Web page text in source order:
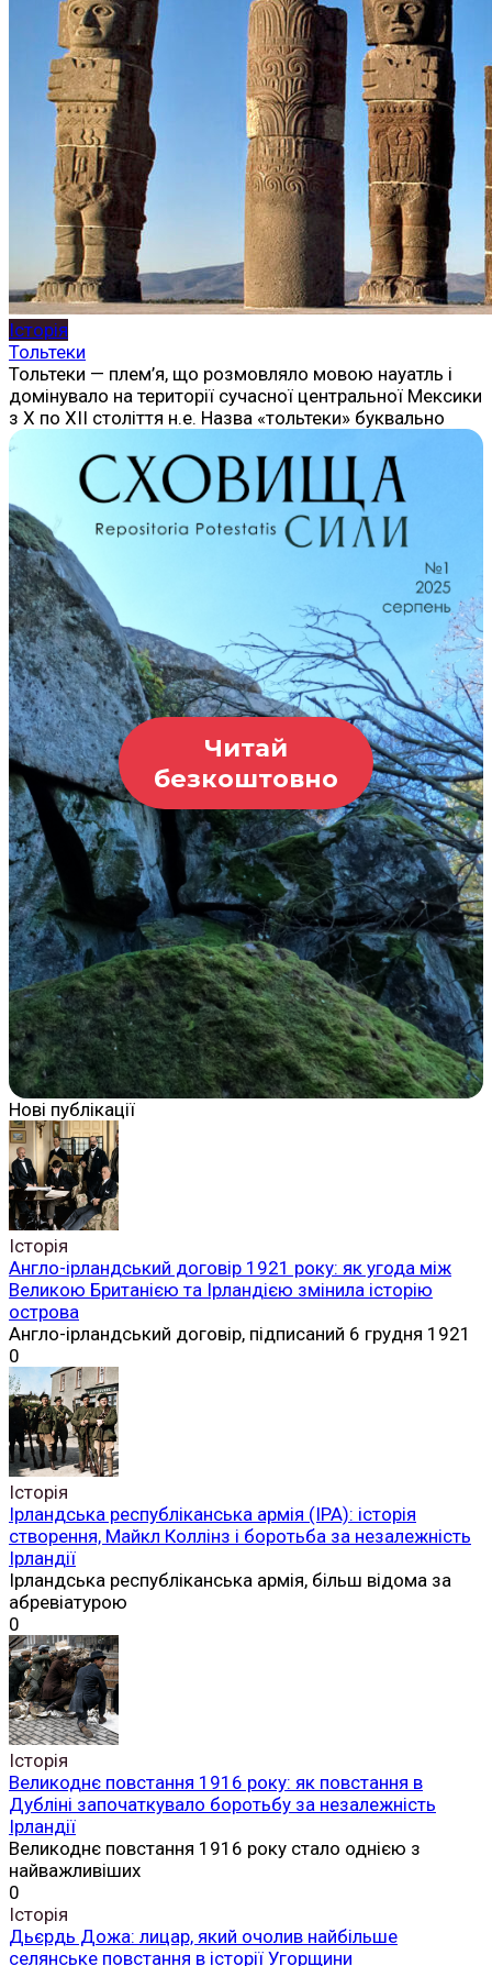
Історія
Тольтеки
Тольтеки — плем’я, що розмовляло мовою науатль і
домінувало на території сучасної центральної Мексики
з X по XII століття н.е. Назва «тольтеки» буквально
Читай
безкоштовно
Нові публікації
Історія
Англо-ірландський договір 1921 року: як угода між
Великою Британією та Ірландією змінила історію
острова
Англо-ірландський договір, підписаний 6 грудня 1921
0
Історія
Ірландська республіканська армія (ІРА): історія
створення, Майкл Коллінз і боротьба за незалежність
Ірландії
Ірландська республіканська армія, більш відома за
абревіатурою
0
Історія
Великоднє повстання 1916 року: як повстання в
Дубліні започаткувало боротьбу за незалежність
Ірландії
Великоднє повстання 1916 року стало однією з
найважливіших
0
Історія
Дьєрдь Дожа: лицар, який очолив найбільше
селянське повстання в історії Угорщини